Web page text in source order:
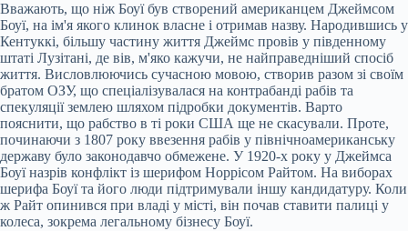
Вважають, що ніж Боуї був створений американцем Джеймсом
Боуї, на ім'я якого клинок власне і отримав назву. Народившись у
Кентуккі, більшу частину життя Джеймс провів у південному
штаті Лузітані, де вів, м'яко кажучи, не найправедніший спосіб
життя. Висловлюючись сучасною мовою, створив разом зі своїм
братом ОЗУ, що спеціалізувалася на контрабанді рабів та
спекуляції землею шляхом підробки документів. Варто
пояснити, що рабство в ті роки США ще не скасували. Проте,
починаючи з 1807 року ввезення рабів у північноамериканську
державу було законодавчо обмежене. У 1920-х року у Джеймса
Боуї назрів конфлікт із шерифом Норрісом Райтом. На виборах
шерифа Боуї та його люди підтримували іншу кандидатуру. Коли
ж Райт опинився при владі у місті, він почав ставити палиці у
колеса, зокрема легальному бізнесу Боуї.